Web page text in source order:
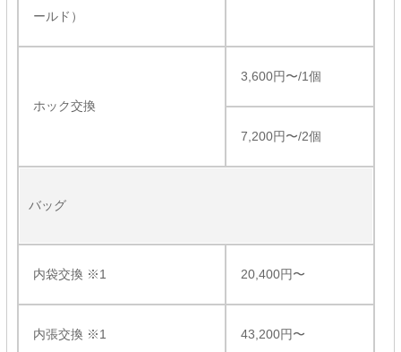
ールド）
ホック交換
3,600円〜/1個
7,200円〜/2個
バッグ
内袋交換 ※1 20,400円〜
内張交換 ※1 43,200円〜